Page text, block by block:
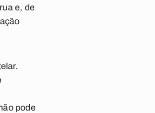
e, de
pode